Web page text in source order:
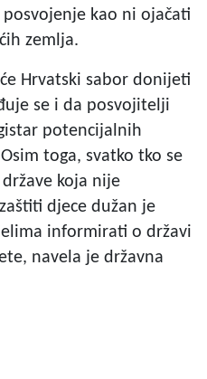
kao ni ojačati
zemlja.
Hrvatski sabor donijeti
se i da posvojitelji
potencijalnih
toga, svatko tko se
koja nije
djece dužan je
informirati o državi
navela je državna